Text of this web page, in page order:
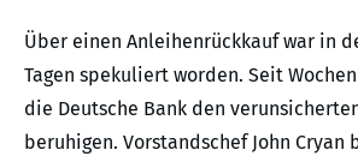
Über einen Anleihenrückkauf war in
Tagen spekuliert worden. Seit
die Deutsche Bank den
beruhigen. Vorstandschef John